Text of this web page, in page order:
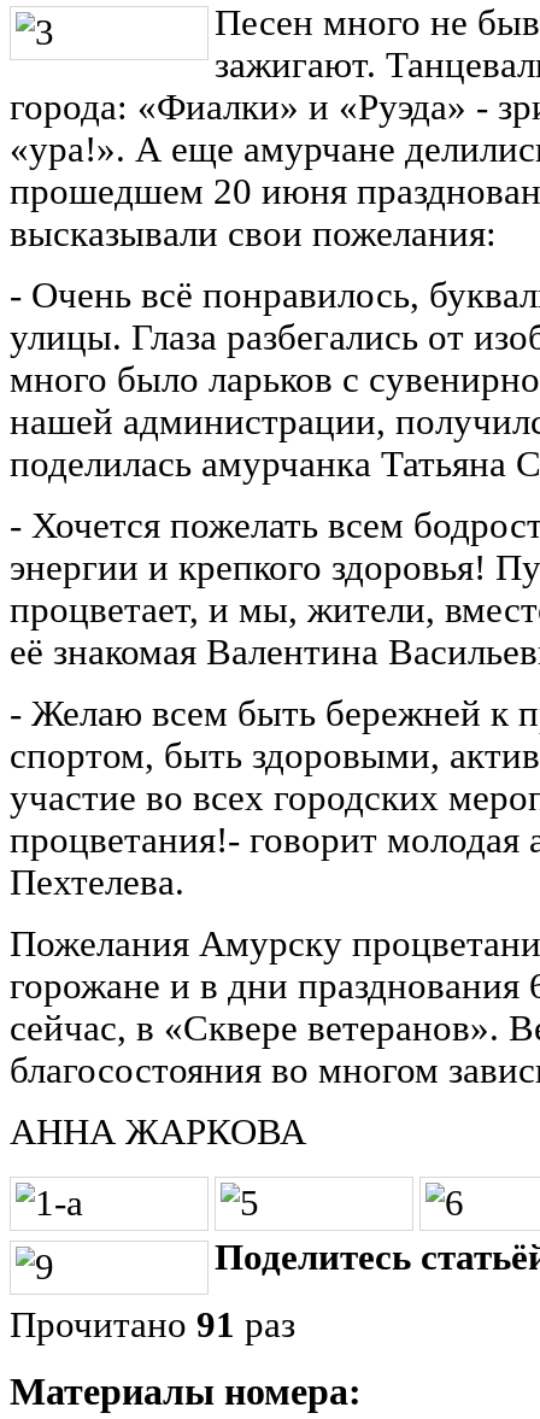
Песен много не
зажигают.
города: «Фиалки» и «Руэда» -
«ура!». А еще амурчане
прошедшем 20 июня
высказывали свои пожелания:
- Очень всё понравилось,
улицы. Глаза разбегались от
много было ларьков с
нашей администрации,
поделилась амурчанка Татьяна
- Хочется пожелать всем
энергии и крепкого здоровья!
процветает, и мы, жители,
её знакомая Валентина
- Желаю всем быть бережней к
спортом, быть здоровыми,
участие во всех городских
процветания!- говорит
Пехтелева.
Пожелания Амурску
горожане и в дни празднования
сейчас, в «Сквере ветеранов».
благосостояния во многом
АННА ЖАРКОВА
Поделитесь
Прочитано 91 раз
Материалы номера: